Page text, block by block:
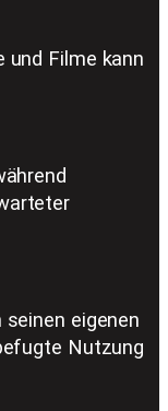
und Filme kann
eigenen
Nutzung